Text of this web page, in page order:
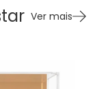
Ver mais